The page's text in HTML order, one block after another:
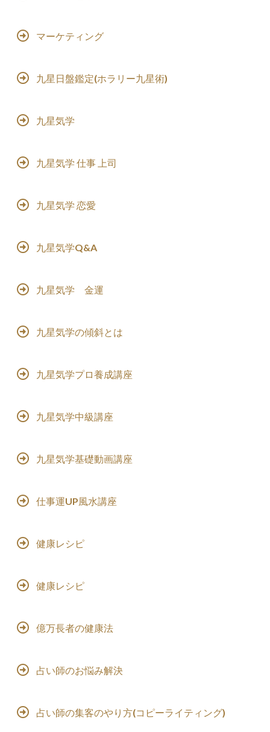
マーケティング
九星日盤鑑定(ホラリー九星術)
九星気学
九星気学 仕事 上司
九星気学 恋愛
九星気学Q&A
九星気学 金運
九星気学の傾斜とは
九星気学プロ養成講座
九星気学中級講座
九星気学基礎動画講座
仕事運UP風水講座
健康レシピ
健康レシピ
億万長者の健康法
占い師のお悩み解決
占い師の集客のやり方(コピーライティング)